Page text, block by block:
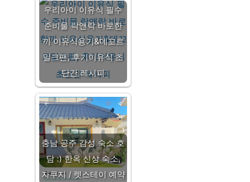
우리아이 이유식 필수
준비물 락앤락 바로한
끼 이유식용기&데꼬르
밀크팬, 후기이유식 초
단간 레시피
충남 공주 감성 숙소 호
담 :) 한옥 신상 숙소,
자쿠지 / 렛스테이 예약